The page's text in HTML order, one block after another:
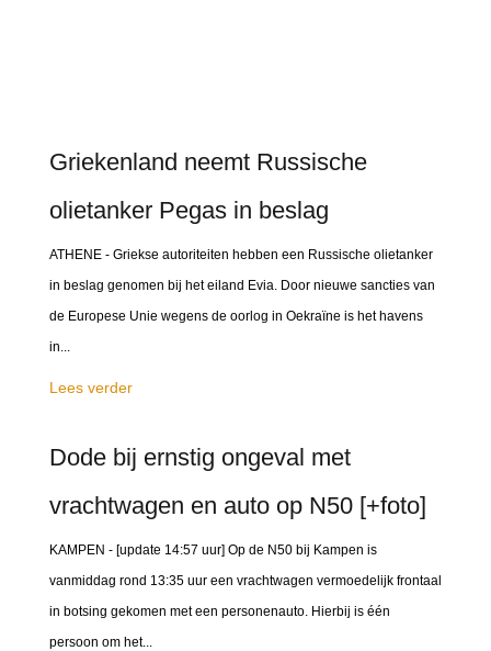
Griekenland neemt Russische
olietanker Pegas in beslag
ATHENE - Griekse autoriteiten hebben een Russische olietanker
in beslag genomen bij het eiland Evia. Door nieuwe sancties van
de Europese Unie wegens de oorlog in Oekraïne is het havens
in...
Lees verder
Dode bij ernstig ongeval met
vrachtwagen en auto op N50 [+foto]
KAMPEN - [update 14:57 uur] Op de N50 bij Kampen is
vanmiddag rond 13:35 uur een vrachtwagen vermoedelijk frontaal
in botsing gekomen met een personenauto. Hierbij is één
persoon om het...